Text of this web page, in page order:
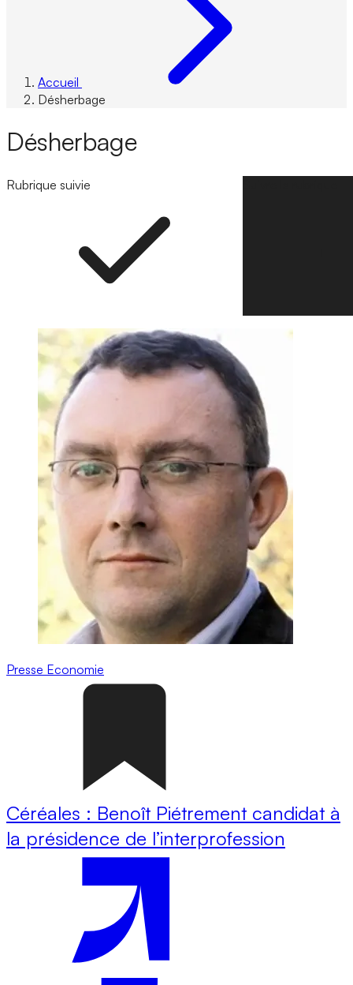
Accueil
Désherbage
Désherbage
Rubrique suivie
Presse Economie
Céréales : Benoît Piétrement candidat à
la présidence de l’interprofession